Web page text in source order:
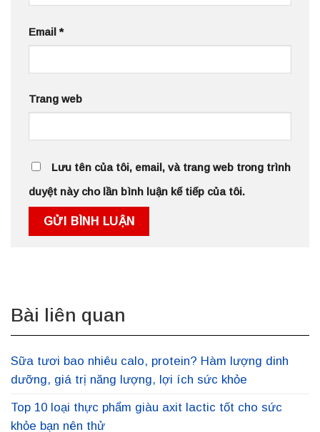
Bài liên quan
Sữa tươi bao nhiêu calo, protein? Hàm lượng dinh
dưỡng, giá trị năng lượng, lợi ích sức khỏe
Top 10 loại thực phẩm giàu axit lactic tốt cho sức
khỏe bạn nên thử
Email*
Trang web
Lưu tên của tôi, email, và trang web trong trình
duyệt này cho lần bình luận kế tiếp của tôi.